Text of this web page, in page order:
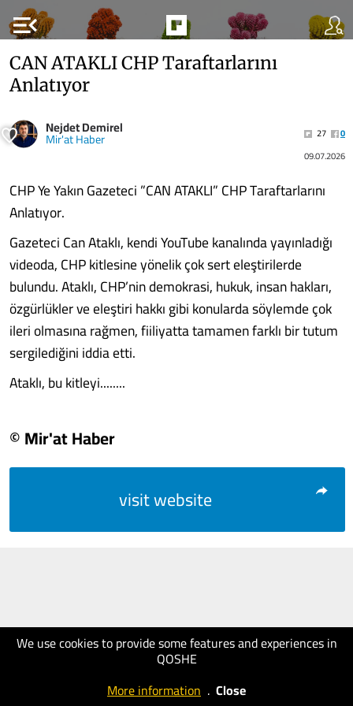
menu_open
We use cookies to provide some features and experiences in
QOSHE
More information . Close
CAN ATAKLI CHP Taraftarlarını
Anlatıyor
Nejdet Demirel
Mir'at Haber 27
0
09.07.2026
CHP Ye Yakın Gazeteci ”CAN ATAKLI” CHP Taraftarlarını
Anlatıyor.
Gazeteci Can Ataklı, kendi YouTube kanalında yayınladığı
videoda, CHP kitlesine yönelik çok sert eleştirilerde
bulundu. Ataklı, CHP’nin demokrasi, hukuk, insan hakları,
özgürlükler ve eleştiri hakkı gibi konularda söylemde çok
ileri olmasına rağmen, fiiliyatta tamamen farklı bir tutum
sergilediğini iddia etti.
Ataklı, bu kitleyi........
© Mir'at Haber
visit website